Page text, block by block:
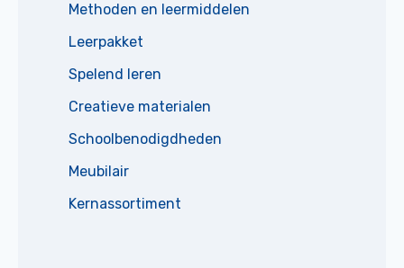
Methoden en leermiddelen
Leerpakket
Spelend leren
Creatieve materialen
Schoolbenodigdheden
Meubilair
Kernassortiment